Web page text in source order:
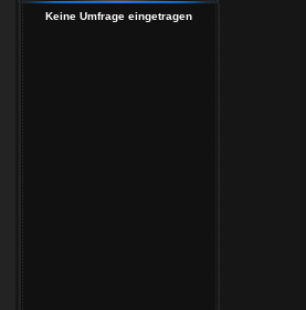
Keine Umfrage eingetragen